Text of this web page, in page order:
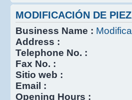
MODIFICACIÓN DE
Business Name :
Address :
Telephone No. :
Fax No. :
Sitio web :
Email :
Opening Hours :